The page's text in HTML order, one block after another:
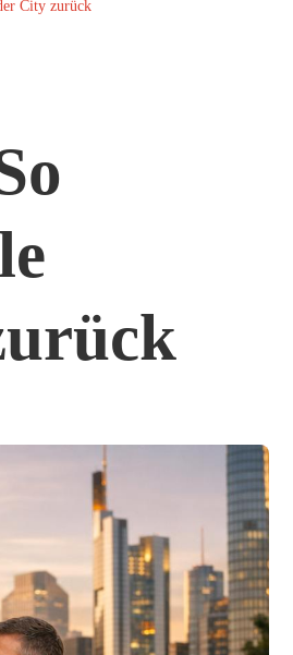
City zurück